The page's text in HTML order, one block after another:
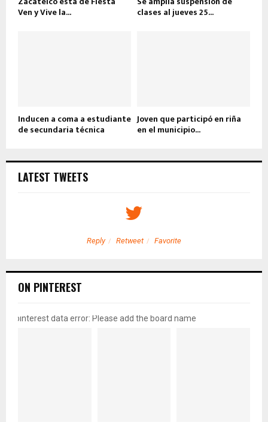
Ven y Vive la... clases al jueves 25...
Inducen a coma a estudiante
de secundaria técnica
Joven que participó en riña
en el municipio...
LATEST TWEETS
Reply Retweet Favorite
ON PINTEREST
pinterest data error: Please add the board name